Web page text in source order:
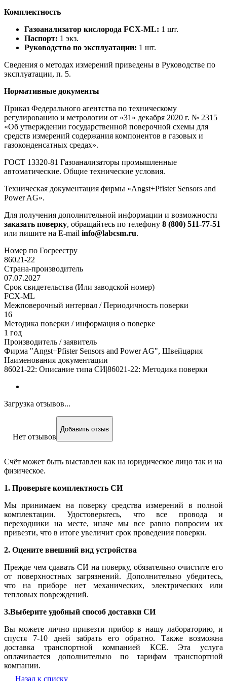
Комплектность
Газоанализатор кислорода FCX-ML: 1 шт.
Паспорт: 1 экз.
Руководство по эксплуатации: 1 шт.
Сведения о методах измерений приведены в Руководстве по
эксплуатации, п. 5.
Нормативные документы
Приказ Федерального агентства по техническому
регулированию и метрологии от «31» декабря 2020 г. № 2315
«Об утверждении государственной поверочной схемы для
средств измерений содержания компонентов в газовых и
газоконденсатных средах».
ГОСТ 13320-81 Газоанализаторы промышленные
автоматические. Общие технические условия.
Техническая документация фирмы «Angst+Pfister Sensors and
Power AG».
Для получения дополнительной информации и возможности
заказать поверку, обращайтесь по телефону 8 (800) 511-77-51
или пишите на E-mail info@labcsm.ru.
Номер по Госреестру
86021-22
Страна-производитель
07.07.2027
Срок свидетельства (Или заводской номер)
FCX-ML
Межповерочный интервал / Периодичность поверки
16
Методика поверки / информация о поверке
1 год
Производитель / заявитель
Фирма "Angst+Pfister Sensors and Power AG", Швейцария
Наименования документации
86021-22: Описание типа СИ|86021-22: Методика поверки
Загрузка отзывов...
Нет отзывов
Добавить отзыв
Счёт может быть выставлен как на юридическое лицо так и на
физическое.
1. Проверьте комплектность СИ
Мы принимаем на поверку средства измерений в полной
комплектации. Удостоверьтесь, что все провода и
переходники на месте, иначе мы все равно попросим их
привезти, что в итоге увеличит срок проведения поверки.
2. Оцените внешний вид устройства
Прежде чем сдавать СИ на поверку, обязательно очистите его
от поверхностных загрязнений. Дополнительно убедитесь,
что на приборе нет механических, электрических или
тепловых повреждений.
3.Выберите удобный способ доставки СИ
Вы можете лично привезти прибор в нашу лабораторию, и
спустя 7-10 дней забрать его обратно. Также возможна
доставка транспортной компанией КСЕ. Эта услуга
оплачивается дополнительно по тарифам транспортной
компании.
Назад к списку